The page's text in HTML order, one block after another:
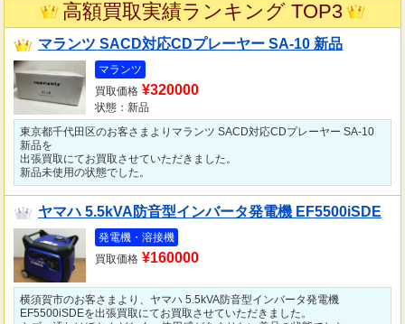
高額買取実績ランキング TOP3
マランツ SACD対応CDプレーヤー SA-10 新品
マランツ
買取価格 ¥320000
状態：新品
東京都千代田区のお客さまよりマランツ SACD対応CDプレーヤー SA-10
新品を
出張買取にてお買取させていただきました。
新品未使用の状態でした。
ヤマハ 5.5kVA防音型インバータ発電機 EF5500iSDE
発電機・溶接機
買取価格 ¥160000
横須賀市のお客さまより、ヤマハ 5.5kVA防音型インバータ発電機
EF5500iSDEを出張買取にてお買取させていただきました。